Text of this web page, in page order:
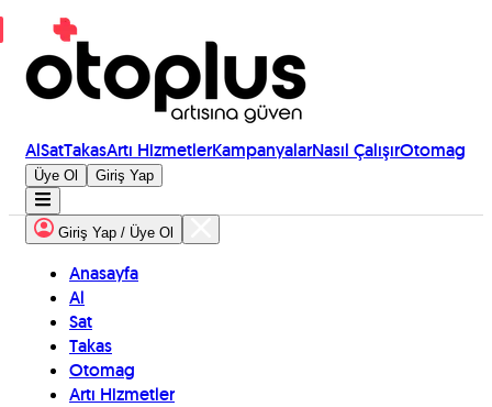
AlSatTakasArtı HizmetlerKampanyalarNasıl ÇalışırOtomag
Üye Ol Giriş Yap
Giriş Yap / Üye Ol
Anasayfa
Al
Sat
Takas
Otomag
Artı Hizmetler